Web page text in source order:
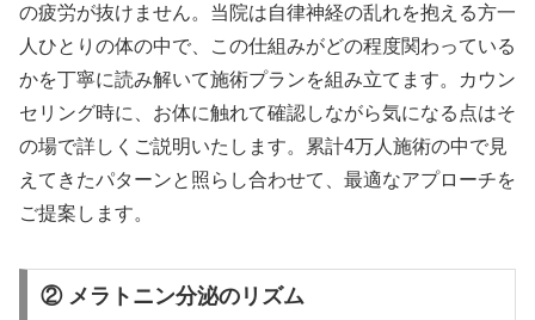
の疲労が抜けません。当院は自律神経の乱れを抱える方一
人ひとりの体の中で、この仕組みがどの程度関わっている
かを丁寧に読み解いて施術プランを組み立てます。カウン
セリング時に、お体に触れて確認しながら気になる点はそ
の場で詳しくご説明いたします。累計4万人施術の中で見
えてきたパターンと照らし合わせて、最適なアプローチを
ご提案します。
② メラトニン分泌のリズム